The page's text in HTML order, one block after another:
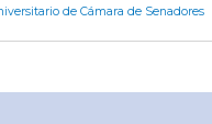
de Cámara de Senadores